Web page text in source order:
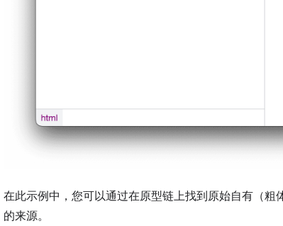
在此示例中，您可以通过在原型链上找到原始自有（
的来源。